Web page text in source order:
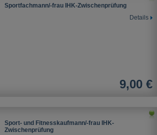
Sportfachmann/-frau IHK-Zwischenprüfung
Details
9,00 €
Sport- und Fitnesskaufmann/-frau IHK-
Zwischenprüfung